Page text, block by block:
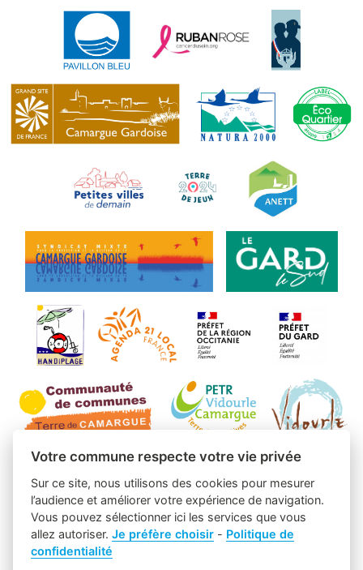
Votre commune respecte votre vie privée
Sur ce site, nous utilisons des cookies pour mesurer
l’audience et améliorer votre expérience de navigation.
Vous pouvez sélectionner ici les services que vous
allez autoriser.Je préfère choisir - Politique de
confidentialité